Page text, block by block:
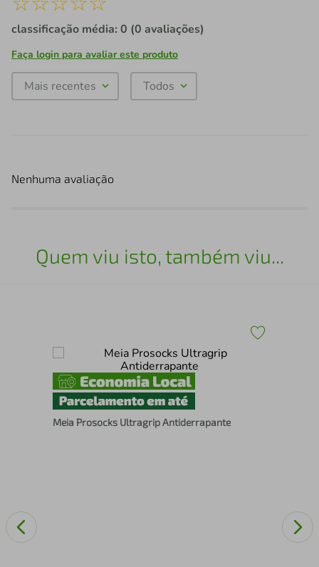
classificação média: 0 (0 avaliações)
Faça login para avaliar este produto
Mais recentes Todos
Nenhuma avaliação
Quem viu isto, também viu...
Meia Prosocks Ultragrip Antiderrapante